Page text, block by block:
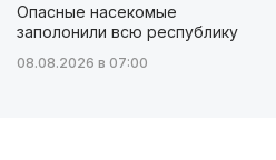
Опасные насекомые
заполонили всю республику
08.08.2026 в 07:00